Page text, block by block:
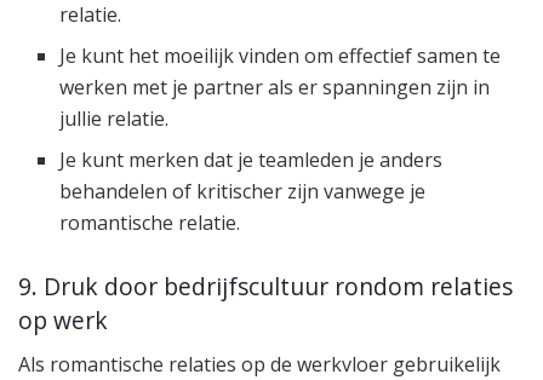
relatie.
Je kunt het moeilijk vinden om effectief samen te
werken met je partner als er spanningen zijn in
jullie relatie.
Je kunt merken dat je teamleden je anders
behandelen of kritischer zijn vanwege je
romantische relatie.
9. Druk door bedrijfscultuur rondom relaties
op werk
Als romantische relaties op de werkvloer gebruikelijk